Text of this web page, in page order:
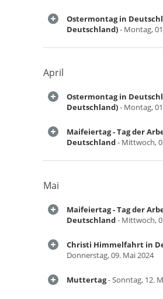
Ostermontag in
Deutschland)- Montag,
April
Ostermontag in
Deutschland)- Montag,
Maifeiertag - Tag der
Deutschland- Mittwoch,
Mai
Maifeiertag - Tag der
Deutschland- Mittwoch,
Christi Himmelfahrt in
Donnerstag, 09. Mai 2024
Muttertag- Sonntag, 12.